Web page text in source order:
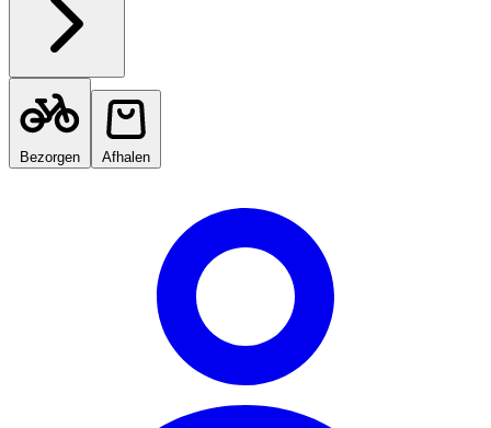
Bezorgen Afhalen